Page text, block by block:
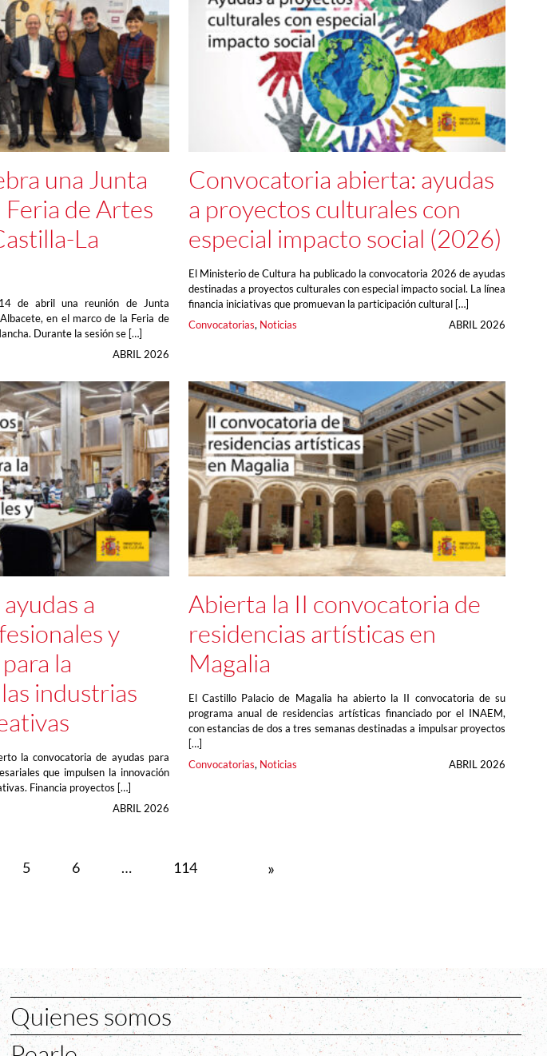
una Junta
de Artes
La
de abril una reunión de Junta
en el marco de la Feria de
Durante la sesión se […]
ABRIL 2026
Convocatoria abierta: ayudas
a proyectos culturales con
especial impacto social (2026)
El Ministerio de Cultura ha publicado la convocatoria 2026 de ayudas
destinadas a proyectos culturales con especial impacto social. La línea
financia iniciativas que promuevan la participación cultural […]
Convocatorias, Noticias ABRIL 2026
a
y
la
industrias
la convocatoria de ayudas para
que impulsen la innovación
Financia proyectos […]
ABRIL 2026
Abierta la II convocatoria de
residencias artísticas en
Magalia
El Castillo Palacio de Magalia ha abierto la II convocatoria de su
programa anual de residencias artísticas financiado por el INAEM,
con estancias de dos a tres semanas destinadas a impulsar proyectos
[…]
Convocatorias, Noticias ABRIL 2026
5 6 … 114 »
Quienes somos